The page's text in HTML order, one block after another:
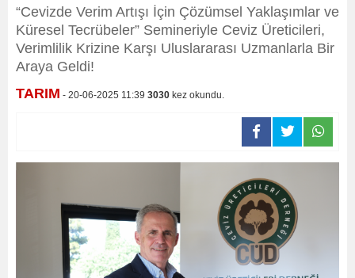
“Cevizde Verim Artışı İçin Çözümsel Yaklaşımlar ve
Küresel Tecrübeler” Semineriyle Ceviz Üreticileri,
Verimlilik Krizine Karşı Uluslararası Uzmanlarla Bir
Araya Geldi!
TARIM - 20-06-2025 11:39 3030 kez okundu.